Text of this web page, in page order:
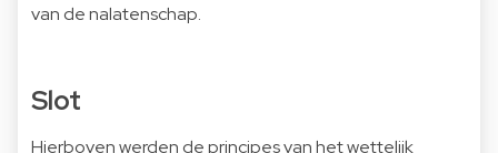
van de nalatenschap.
Slot
Hierboven werden de principes van het wettelijk